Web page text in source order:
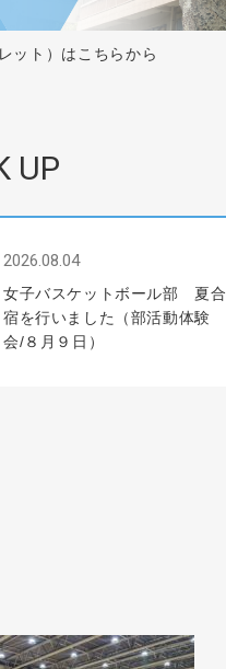
ット）はこちらから
UP
2026.08.04
女子バスケットボール部 夏合
宿を行いました（部活動体験
会/８月９日）